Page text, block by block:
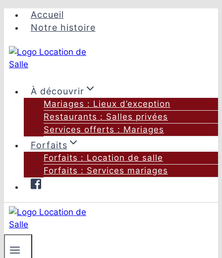
Aller
Accueil
Notre histoire
À découvrir
Mariages : Lieux d’exception
Restaurants : Salles privées
Services offerts : Mariages
Forfaits
Forfaits : Location de salle
Forfaits : Services mariages